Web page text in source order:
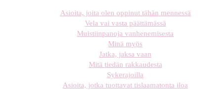
Asioita, joita olen oppinut tähän mennessä
Vela vai vasta päättämässä
Muistiinpanoja vanhenemisesta
Minä myös
Jatka, jaksa vaan
Mitä tiedän rakkaudesta
Sykerajoilla
Asioita, jotka tuottavat tislaamatonta iloa